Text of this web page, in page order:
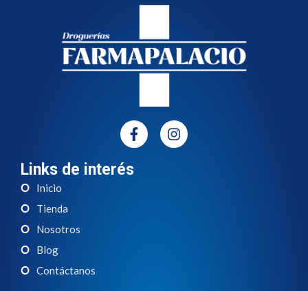
Links de interés
Inicio
Tienda
Nosotros
Blog
Contáctanos